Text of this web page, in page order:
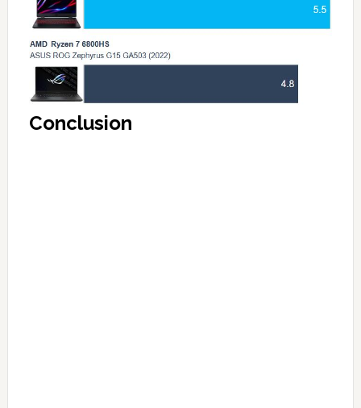
Conclusion